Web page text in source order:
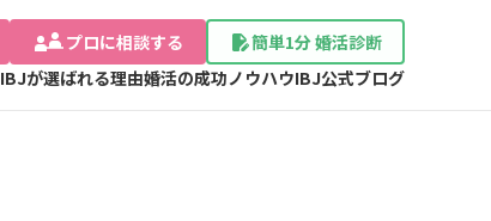
プロに相談する
簡単1分 婚活診断
IBJが選ばれる理由婚活の成功ノウハウIBJ公式ブログ